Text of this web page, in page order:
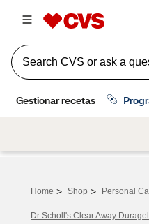
Home > Shop > Personal
Dr Scholl's Clear Away